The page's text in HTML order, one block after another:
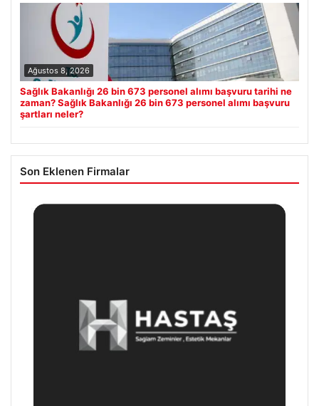
Ağustos 8, 2026
Sağlık Bakanlığı 26 bin 673 personel alımı başvuru tarihi ne
zaman? Sağlık Bakanlığı 26 bin 673 personel alımı başvuru
şartları neler?
Son Eklenen Firmalar